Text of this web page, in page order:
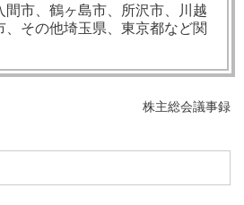
間市、鶴ヶ島市、所沢市、川越
、その他埼玉県、東京都など関
株主総会議事録